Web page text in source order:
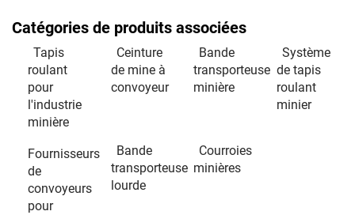
Catégories de produits associées
Tapis
roulant
pour
l'industrie
minière
Ceinture
de mine à
convoyeur
Bande
transporteuse
minière
Système
de tapis
roulant
minier
Fournisseurs
de
convoyeurs
pour
Bande
transporteuse
lourde
Courroies
minières